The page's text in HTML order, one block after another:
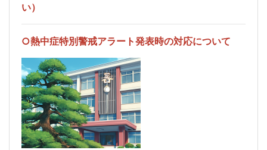
い）
○熱中症特別警戒アラート発表時の対応について